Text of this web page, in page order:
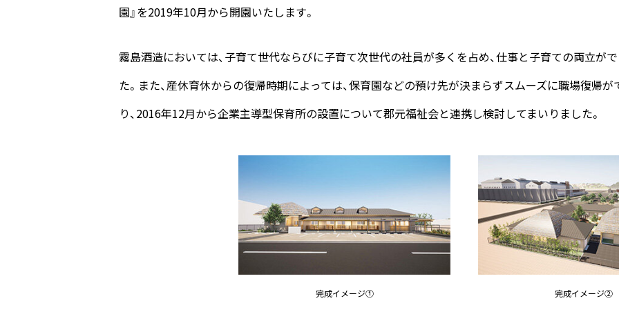
園』を2019年10月から開園いたします。
霧島酒造においては、子育て世代ならびに子育て次世代の社員が多くを占め、仕事と子育ての両立が
た。また、産休育休からの復帰時期によっては、保育園などの預け先が決まらずスムーズに職場復帰
り、2016年12月から企業主導型保育所の設置について郡元福祉会と連携し検討してまいりました。
完成イメージ① 完成イメージ②